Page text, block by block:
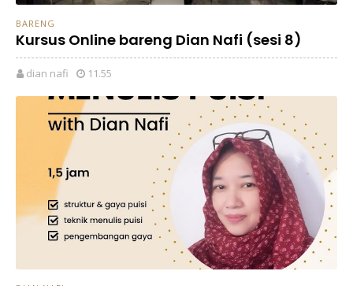
BARENG
Kursus Online bareng Dian Nafi (sesi 8)
dian nafi 11.55